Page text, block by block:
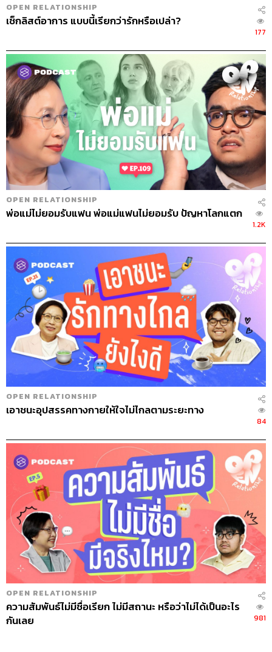
OPEN RELATIONSHIP
เช็กลิสต์อาการ แบบนี้เรียกว่ารักหรือเปล่า?
177
OPEN RELATIONSHIP
พ่อแม่ไม่ยอมรับแฟน พ่อแม่แฟนไม่ยอมรับ ปัญหาโลกแตก
1.2K
OPEN RELATIONSHIP
เอาชนะอุปสรรคทางกายให้ใจไม่ไกลตามระยะทาง
84
OPEN RELATIONSHIP
ความสัมพันธ์ไม่มีชื่อเรียก ไม่มีสถานะ หรือว่าไม่ได้เป็นอะไร
กันเลย
981